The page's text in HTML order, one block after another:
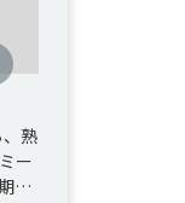
熟
ー
間